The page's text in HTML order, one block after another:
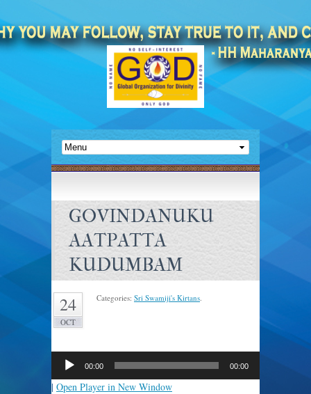
GOVINDANUKU
AATPATTA
KUDUMBAM
24
OCT
Categories: Sri Swamiji's Kirtans.
Player
00:00 00:00
| Open Player in New Window